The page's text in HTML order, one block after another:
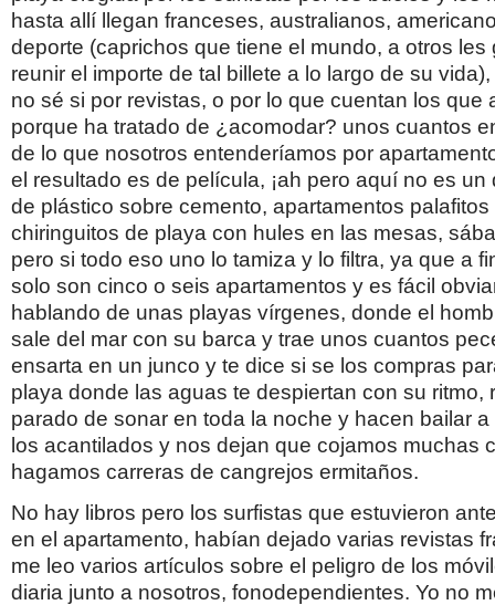
hasta allí llegan franceses, australianos,
deporte (caprichos que tiene el mundo, a otros les
reunir el importe de tal billete a lo largo de su
no sé si por revistas, o por lo que cuentan los que
porque ha tratado de ¿acomodar? unos cuantos
de lo que nosotros entenderíamos por
el resultado es de película, ¡ah pero aquí no es un
de plástico sobre cemento, apartamentos palafitos
chiringuitos de playa con hules en las mesas,
pero si todo eso uno lo tamiza y lo filtra, ya que a
solo son cinco o seis apartamentos y es fácil
hablando de unas playas vírgenes, donde el
sale del mar con su barca y trae unos cuantos
ensarta en un junco y te dice si se los compras
playa donde las aguas te despiertan con su ritmo,
parado de sonar en toda la noche y hacen bailar
los acantilados y nos dejan que cojamos muchas
hagamos carreras de cangrejos ermitaños.
No hay libros pero los surfistas que estuvieron
en el apartamento, habían dejado varias revistas
me leo varios artículos sobre el peligro de los
diaria junto a nosotros, fonodependientes. Yo no